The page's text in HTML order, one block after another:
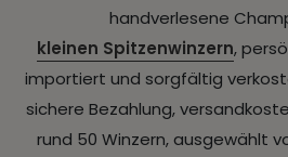
handverlesene
kleinen Spitzenwinzern,
importiert und sorgfältig
sichere Bezahlung,
rund 50 Winzern, ausgewählt